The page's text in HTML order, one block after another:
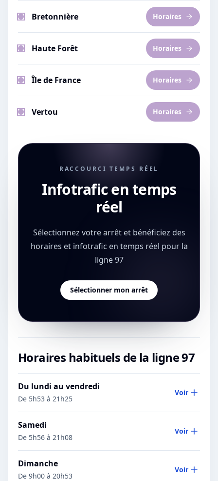
Bretonnière Horaires
Haute Forêt Horaires
Île de France Horaires
Vertou Horaires
RACCOURCI TEMPS RÉEL
Infotrafic en temps
réel
Sélectionnez votre arrêt et bénéficiez des
horaires et infotrafic en temps réel pour la
ligne 97
Sélectionner mon arrêt
Horaires habituels de la ligne97
Du lundi au vendredi
De 5h53 à 21h25
Voir
Samedi
De 5h56 à 21h08
Voir
Dimanche
De 9h00 à 20h53
Voir